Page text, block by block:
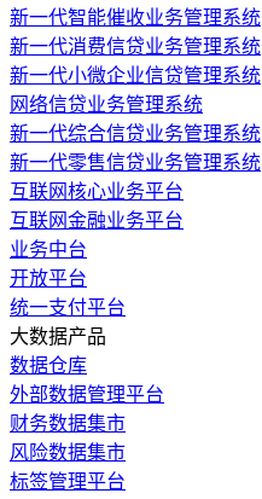
新一代智能催收业务管理系统
新一代消费信贷业务管理系统
新一代小微企业信贷管理系统
网络信贷业务管理系统
新一代综合信贷业务管理系统
新一代零售信贷业务管理系统
互联网核心业务平台
互联网金融业务平台
业务中台
开放平台
统一支付平台
大数据产品
数据仓库
外部数据管理平台
财务数据集市
风险数据集市
标签管理平台